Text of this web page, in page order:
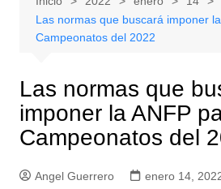
Las normas que buscará imponer
Campeonatos del 2022
Las normas que
imponer la ANFP
Campeonatos del
Angel Guerrero enero 14,